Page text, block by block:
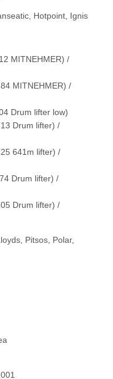
Hotpoint, Ignis
MITNEHMER) /
MITNEHMER) /
Drum lifter low)
Drum lifter) /
641m lifter) /
Drum lifter) /
Drum lifter) /
Pitsos, Polar,